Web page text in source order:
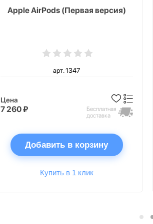
Apple AirPods (Первая версия)
арт. 1347
Цена
7 260 ₽
Бесплатная
доставка
Добавить в корзину
Купить в 1 клик